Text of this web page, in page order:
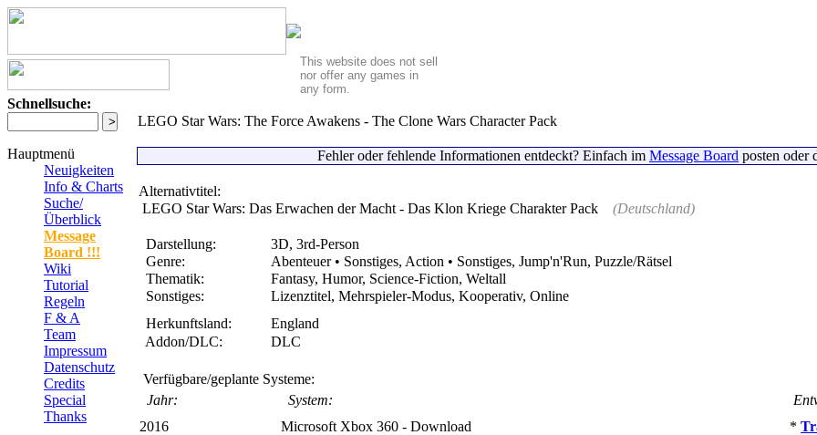
This website does not sell
nor offer any games in
any form.
Schnellsuche:
Hauptmenü
Neuigkeiten
Info & Charts
Suche/
Überblick
Message
Board !!!
Wiki
Tutorial
Regeln
F & A
Team
Impressum
Datenschutz
Credits
Special
Thanks
LEGO Star Wars: The Force Awakens - The Clone Wars Character Pack
Fehler oder fehlende Informationen entdeckt? Einfach im Message Board posten oder
Alternativtitel:
LEGO Star Wars: Das Erwachen der Macht - Das Klon Kriege Charakter Pack (Deutschland)
Darstellung:
3D, 3rd-Person
Genre:
Abenteuer • Sonstiges, Action • Sonstiges, Jump'n'Run, Puzzle/Rätsel
Thematik:
Fantasy, Humor, Science-Fiction, Weltall
Sonstiges:
Lizenztitel, Mehrspieler-Modus, Kooperativ, Online
Herkunftsland:
England
Addon/DLC:
DLC
Verfügbare/geplante Systeme:
Jahr:
System:
2016
Microsoft Xbox 360 - Download *